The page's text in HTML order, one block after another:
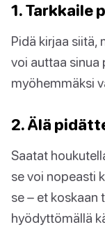
1. Tarkkaile
Pidä kirjaa siitä,
voi auttaa
myöhemmäksi
2. Älä
Saatat
se voi nopeasti
se – et koskaan
hyödyttömällä